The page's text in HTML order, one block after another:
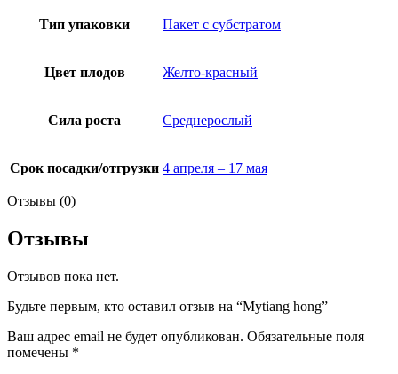
Тип упаковки Пакет с субстратом
Цвет плодов Желто-красный
Сила роста Среднерослый
Срок посадки/отгрузки 4 апреля – 17 мая
Отзывы (0)
Отзывы
Отзывов пока нет.
Будьте первым, кто оставил отзыв на “Mytiang hong”
Ваш адрес email не будет опубликован. Обязательные поля
помечены *